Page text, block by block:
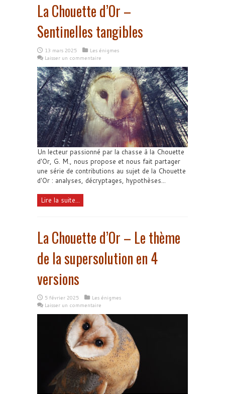
La Chouette d’Or –
Sentinelles tangibles
13 mars 2025
Les énigmes
Laisser un commentaire
Un lecteur passionné par la chasse à la Chouette
d'Or, G. M., nous propose et nous fait partager
une série de contributions au sujet de la Chouette
d'Or : analyses, décryptages, hypothèses...
Lire la suite...
La Chouette d’Or – Le thème
de la supersolution en 4
versions
5 février 2025
Les énigmes
Laisser un commentaire